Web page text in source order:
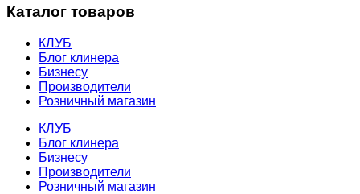
Каталог товаров
КЛУБ
Блог клинера
Бизнесу
Производители
Розничный магазин
КЛУБ
Блог клинера
Бизнесу
Производители
Розничный магазин